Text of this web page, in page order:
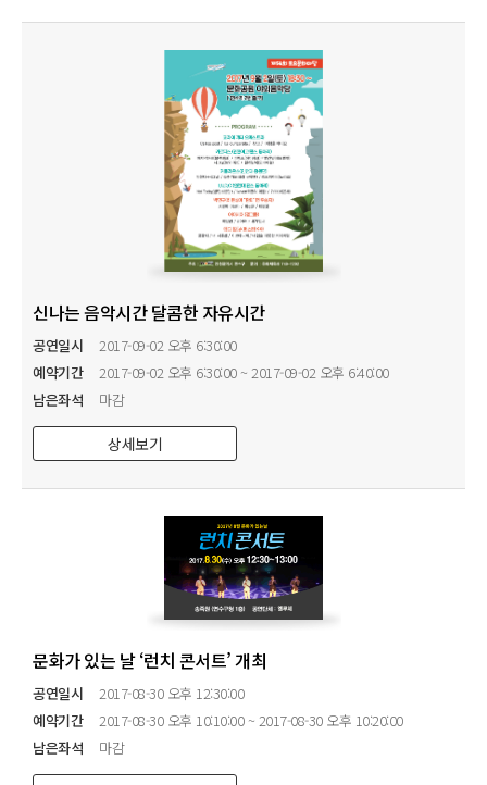
신나는 음악시간 달콤한 자유시간
공연일시
2017-09-02 오후 6:30:00
예약기간
2017-09-02 오후 6:30:00 ~ 2017-09-02 오후 6:40:00
남은좌석
마감
상세보기
문화가 있는 날 ‘런치 콘서트’ 개최
공연일시
2017-08-30 오후 12:30:00
예약기간
2017-08-30 오후 10:10:00 ~ 2017-08-30 오후 10:20:00
남은좌석
마감